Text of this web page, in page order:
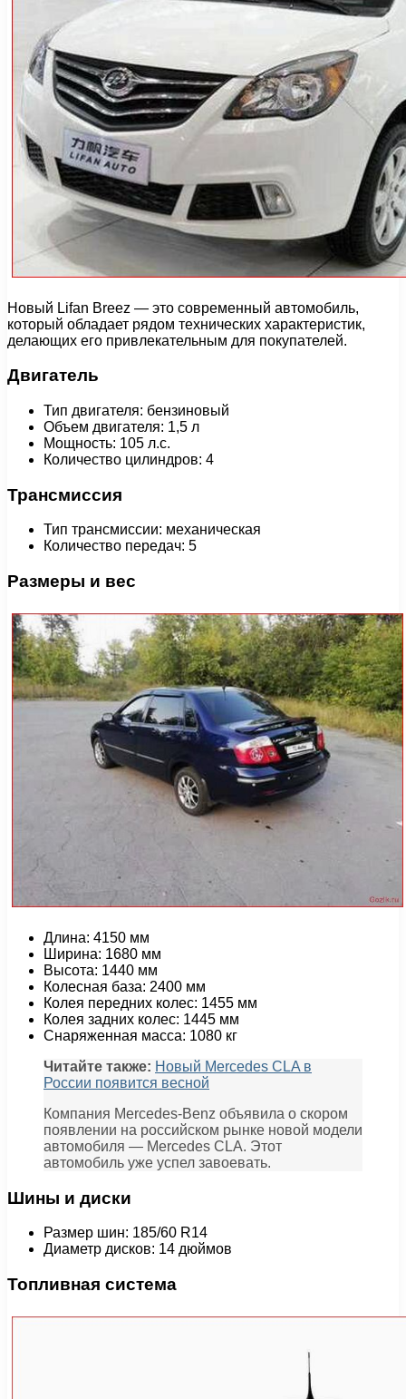
Новый Lifan Breez — это современный автомобиль,
который обладает рядом технических характеристик,
делающих его привлекательным для покупателей.
Двигатель
Тип двигателя: бензиновый
Объем двигателя: 1,5 л
Мощность: 105 л.с.
Количество цилиндров: 4
Трансмиссия
Тип трансмиссии: механическая
Количество передач: 5
Размеры и вес
Длина: 4150 мм
Ширина: 1680 мм
Высота: 1440 мм
Колесная база: 2400 мм
Колея передних колес: 1455 мм
Колея задних колес: 1445 мм
Снаряженная масса: 1080 кг
Читайте также: Новый Mercedes CLA в
России появится весной
Компания Mercedes-Benz объявила о скором
появлении на российском рынке новой модели
автомобиля — Mercedes CLA. Этот
автомобиль уже успел завоевать.
Шины и диски
Размер шин: 185/60 R14
Диаметр дисков: 14 дюймов
Топливная система